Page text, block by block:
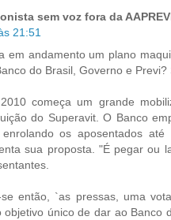
sem voz fora da
21:51
em andamento um plano
do Brasil, Governo e
começa um grande
do Superavit. O Banco
os aposentados
sua proposta. "É pegar ou
então, `as pressas, uma
objetivo único de dar ao Banco